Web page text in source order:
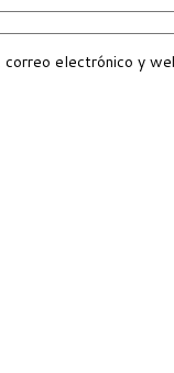
correo electrónico y